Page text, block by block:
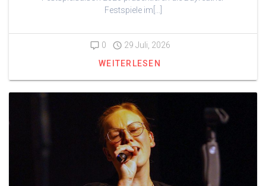
Festspiele im[…]
0
29 Juli, 2026
WEITERLESEN